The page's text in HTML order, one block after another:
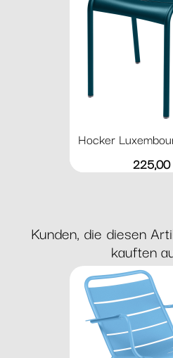
Hocker
Preis
Kunden, die diesen
kauften